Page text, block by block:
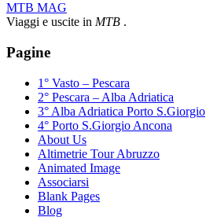
MTB MAG
Viaggi e uscite in MTB .
Pagine
1° Vasto – Pescara
2° Pescara – Alba Adriatica
3° Alba Adriatica Porto S.Giorgio
4° Porto S.Giorgio Ancona
About Us
Altimetrie Tour Abruzzo
Animated Image
Associarsi
Blank Pages
Blog